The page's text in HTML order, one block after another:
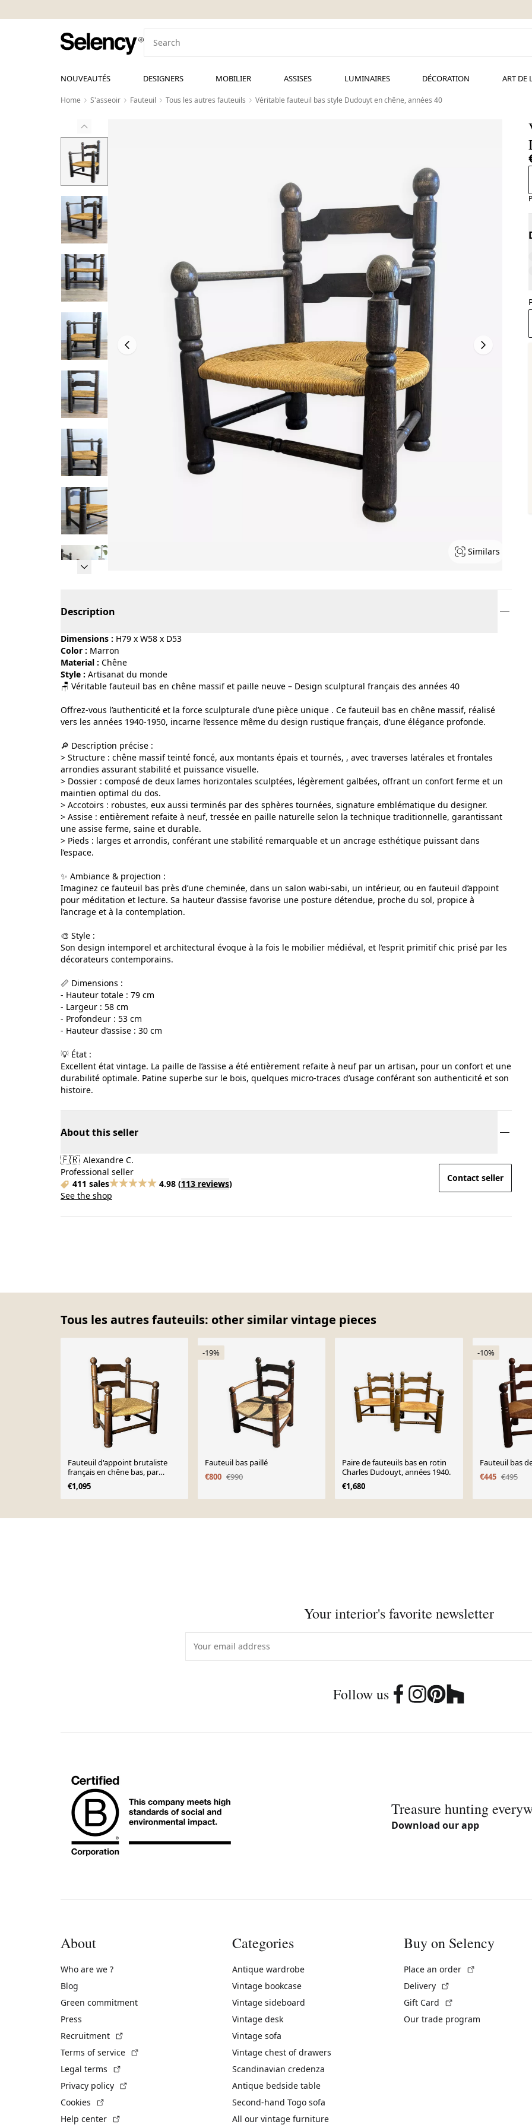
NOUVEAUTÉS DESIGNERS MOBILIER ASSISES LUMINAIRES DÉCORATION ART DE
Home S'asseoir Fauteuil Tous les autres fauteuils Véritable fauteuil bas style Dudouyt en chêne, années 40
Similars
Description
Dimensions : H79 x W58 x D53
Color :
marron
Material :
chêne
Style :
artisanat du monde
🪑 Véritable fauteuil bas en chêne massif et paille neuve – Design sculptural français des années 40
Offrez-vous l’authenticité et la force sculpturale d’une pièce unique . Ce fauteuil bas en chêne massif, réalisé
vers les années 1940-1950, incarne l’essence même du design rustique français, d’une élégance profonde.
🔎 Description précise :
> Structure : chêne massif teinté foncé, aux montants épais et tournés, , avec traverses latérales et frontales
arrondies assurant stabilité et puissance visuelle.
> Dossier : composé de deux lames horizontales sculptées, légèrement galbées, offrant un confort ferme et un
maintien optimal du dos.
> Accotoirs : robustes, eux aussi terminés par des sphères tournées, signature emblématique du designer.
> Assise : entièrement refaite à neuf, tressée en paille naturelle selon la technique traditionnelle, garantissant
une assise ferme, saine et durable.
> Pieds : larges et arrondis, conférant une stabilité remarquable et un ancrage esthétique puissant dans
l’espace.
✨ Ambiance & projection :
Imaginez ce fauteuil bas près d’une cheminée, dans un salon wabi-sabi, un intérieur, ou en fauteuil d’appoint
pour méditation et lecture. Sa hauteur d’assise favorise une posture détendue, proche du sol, propice à
l’ancrage et à la contemplation.
🎨 Style :
Son design intemporel et architectural évoque à la fois le mobilier médiéval, et l’esprit primitif chic prisé par les
décorateurs contemporains.
📏 Dimensions :
- Hauteur totale : 79 cm
- Largeur : 58 cm
- Profondeur : 53 cm
- Hauteur d’assise : 30 cm
💡 État :
Excellent état vintage. La paille de l’assise a été entièrement refaite à neuf par un artisan, pour un confort et une
durabilité optimale. Patine superbe sur le bois, quelques micro-traces d’usage conférant son authenticité et son
histoire.
About this seller
🇫🇷 Alexandre C.
Professional seller
411 sales
4.98 (113 reviews)
See the shop
Contact seller
Tous les autres fauteuils: other similar vintage pieces
Fauteuil d'appoint brutaliste
français en chêne bas, par
Charles Dudouyt, vers 1940
€1,095
-19%
Fauteuil bas paillé
€800 €990
Paire de fauteuils bas en rotin
Charles Dudouyt, années 1940.
€1,680
-10%
Fauteuil bas
€445 €495
Your interior's favorite newsletter
Follow us
Treasure hunting
Download our app
About
Who are we ?
Blog
Green commitment
Press
Recruitment
Terms of service
Legal terms
Privacy policy
Cookies
Help center
Categories
Antique wardrobe
Vintage bookcase
Vintage sideboard
Vintage desk
Vintage sofa
Vintage chest of drawers
Scandinavian credenza
Antique bedside table
Second-hand Togo sofa
All our vintage furniture
Buy on Selency
Place an order
Delivery
Gift Card
Our trade program